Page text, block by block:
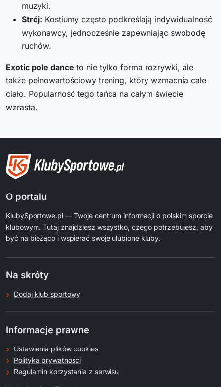
muzyki.
Strój: Kostiumy często podkreślają indywidualność
wykonawcy, jednocześnie zapewniając swobodę
ruchów.
Exotic pole dance to nie tylko forma rozrywki, ale
także pełnowartościowy trening, który wzmacnia całe
ciało. Popularność tego tańca na całym świecie
wzrasta.
O portalu
KlubySportowe.pl — Twoje centrum informacji o polskim sporcie
klubowym. Tutaj znajdziesz wszystko, czego potrzebujesz, aby
być na bieżąco i wspierać swoje ulubione kluby.
Na skróty
Dodaj klub sportowy
Informacje prawne
Ustawienia plików cookies
Polityka prywatności
Regulamin korzystania z serwisu